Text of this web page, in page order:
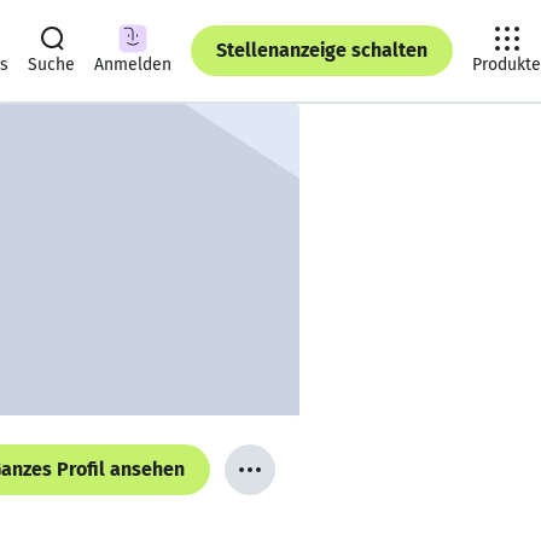
Suche Anmelden
Stellenanzeige schalten
Produkte
Profil ansehen